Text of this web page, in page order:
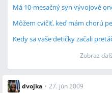
Má 10-mesačný syn vývojové
Kedy sa vaše detičky začali
Zobraz
dvojka • 27. jún 2009